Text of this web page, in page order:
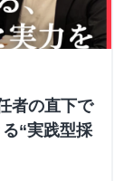
者の直下で
“実践型採